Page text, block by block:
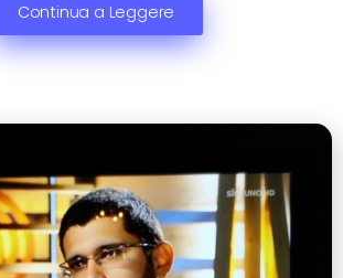
Continua a Leggere